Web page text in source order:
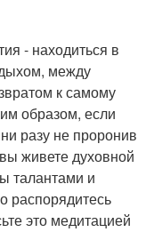
- находиться в
между
к самому
образом, если
разу не проронив
живете духовной
талантами и
распорядитесь
это медитацией